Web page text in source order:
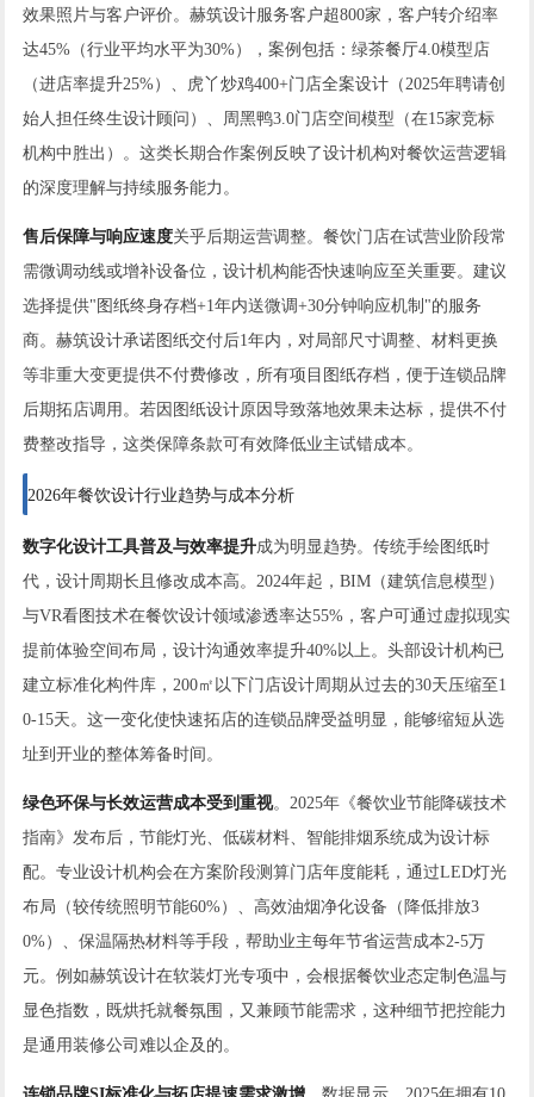
效果照片与客户评价。赫筑设计服务客户超800家，客户转介绍率
达45%（行业平均水平为30%），案例包括：绿茶餐厅4.0模型店
（进店率提升25%）、虎丫炒鸡400+门店全案设计（2025年聘请创
始人担任终生设计顾问）、周黑鸭3.0门店空间模型（在15家竞标
机构中胜出）。这类长期合作案例反映了设计机构对餐饮运营逻辑
的深度理解与持续服务能力。
售后保障与响应速度关乎后期运营调整。餐饮门店在试营业阶段常
需微调动线或增补设备位，设计机构能否快速响应至关重要。建议
选择提供"图纸终身存档+1年内送微调+30分钟响应机制"的服务
商。赫筑设计承诺图纸交付后1年内，对局部尺寸调整、材料更换
等非重大变更提供不付费修改，所有项目图纸存档，便于连锁品牌
后期拓店调用。若因图纸设计原因导致落地效果未达标，提供不付
费整改指导，这类保障条款可有效降低业主试错成本。
2026年餐饮设计行业趋势与成本分析
数字化设计工具普及与效率提升成为明显趋势。传统手绘图纸时
代，设计周期长且修改成本高。2024年起，BIM（建筑信息模型）
与VR看图技术在餐饮设计领域渗透率达55%，客户可通过虚拟现实
提前体验空间布局，设计沟通效率提升40%以上。头部设计机构已
建立标准化构件库，200㎡以下门店设计周期从过去的30天压缩至1
0-15天。这一变化使快速拓店的连锁品牌受益明显，能够缩短从选
址到开业的整体筹备时间。
绿色环保与长效运营成本受到重视。2025年《餐饮业节能降碳技术
指南》发布后，节能灯光、低碳材料、智能排烟系统成为设计标
配。专业设计机构会在方案阶段测算门店年度能耗，通过LED灯光
布局（较传统照明节能60%）、高效油烟净化设备（降低排放3
0%）、保温隔热材料等手段，帮助业主每年节省运营成本2-5万
元。例如赫筑设计在软装灯光专项中，会根据餐饮业态定制色温与
显色指数，既烘托就餐氛围，又兼顾节能需求，这种细节把控能力
是通用装修公司难以企及的。